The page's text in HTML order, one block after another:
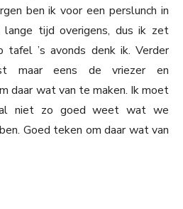
ben ik voor een perslunch in
lange tijd overigens, dus ik zet
tafel ’s avonds denk ik. Verder
maar eens de vriezer en
daar wat van te maken. Ik moet
niet zo goed weet wat we
Goed teken om daar wat van